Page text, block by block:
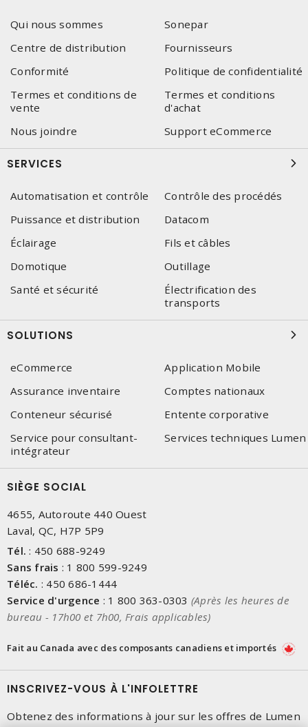
Qui nous sommes
Sonepar
Centre de distribution
Fournisseurs
Conformité
Politique de confidentialité
Termes et conditions de
vente
Termes et conditions
d'achat
Nous joindre
Support eCommerce
SERVICES
Automatisation et contrôle
Contrôle des procédés
Puissance et distribution
Datacom
Éclairage
Fils et câbles
Domotique
Outillage
Santé et sécurité
Électrification des
transports
SOLUTIONS
eCommerce
Application Mobile
Assurance inventaire
Comptes nationaux
Conteneur sécurisé
Entente corporative
Service pour consultant-
intégrateur
Services techniques Lumen
SIÈGE SOCIAL
4655, Autoroute 440 Ouest
Laval, QC, H7P 5P9
Tél. : 450 688-9249
Sans frais : 1 800 599-9249
Téléc. : 450 686-1444
Service d'urgence : 1 800 363-0303 (Après les heures de
bureau - 17h00 et 7h00, Frais applicables)
Fait au Canada avec des composants canadiens et importés
INSCRIVEZ-VOUS À L'INFOLETTRE
Obtenez des informations à jour sur les offres de Lumen